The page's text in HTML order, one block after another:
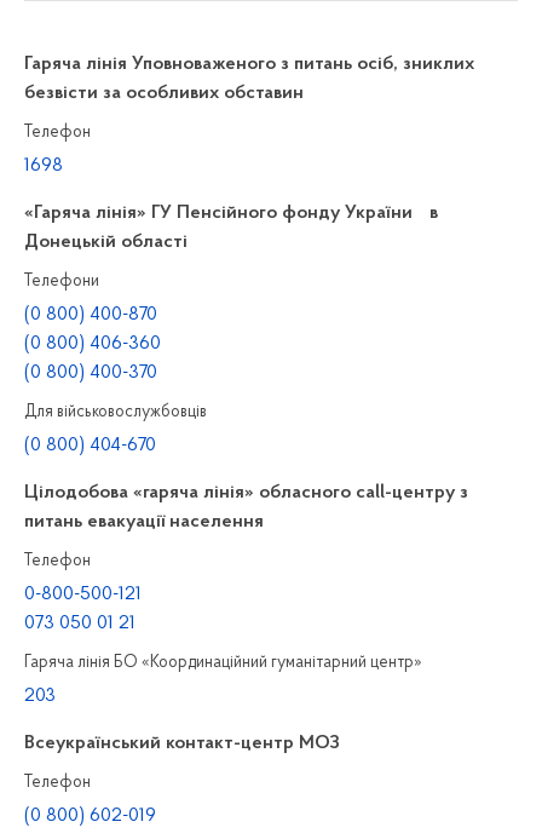
Гаряча лінія Уповноваженого з питань осіб, зниклих
безвісти за особливих обставин
Телефон
1698
«Гаряча лінія» ГУ Пенсійного фонду України в
Донецькій області
Телефони
(0 800) 400-870
(0 800) 406-360
(0 800) 400-370
Для військовослужбовців
(0 800) 404-670
Цілодобова «гаряча лінія» обласного call-центру з
питань евакуації населення
Телефон
0-800-500-121
073 050 01 21
Гаряча лінія БО «Координаційний гуманітарний центр»
203
Всеукраїнський контакт-центр МОЗ
Телефон
(0 800) 602-019